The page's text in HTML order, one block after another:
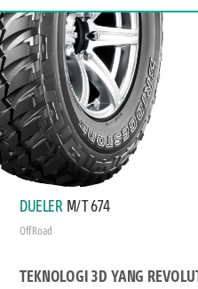
DUELER M/T 674
Off Road
TEKNOLOGI 3D YANG